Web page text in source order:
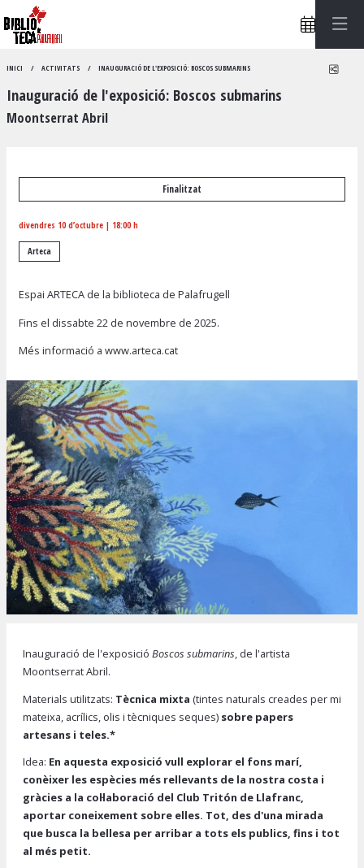
INICI ACTIVITATS INAUGURACIÓ DE L'EXPOSICIÓ: BOSCOS SUBMARINS
Inauguració de l'exposició: Boscos submarins
Moontserrat Abril
Finalitzat
divendres 10 d’octubre | 18:00 h
Arteca
Espai ARTECA de la biblioteca de Palafrugell
Fins el dissabte 22 de novembre de 2025.
Més informació a www.arteca.cat
Inauguració de l'exposició Boscos submarins , de l'artista
Moontserrat Abril.
Materials utilitzats: Tècnica mixta (tintes naturals creades per mi
mateixa, acrílics, olis i tècniques seques) sobre papers
artesans i teles.*
Idea: En aquesta exposició vull explorar el fons marí,
conèixer les espècies més rellevants de la nostra costa i
gràcies a la col·laboració del Club Tritón de Llafranc,
aportar coneixement sobre elles. Tot, des d'una mirada
que busca la bellesa per arribar a tots els publics, fins i tot
al més petit.